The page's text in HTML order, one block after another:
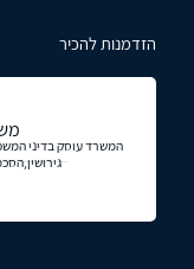
הזדמנות להכיר
המשרד עוסק בדיני